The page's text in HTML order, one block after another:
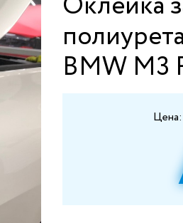
BMW M3
Цена: